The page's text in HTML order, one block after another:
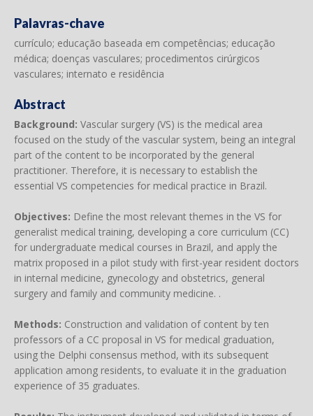
Palavras-chave
currículo; educação baseada em competências; educação
médica; doenças vasculares; procedimentos cirúrgicos
vasculares; internato e residência
Abstract
Background: Vascular surgery (VS) is the medical area
focused on the study of the vascular system, being an integral
part of the content to be incorporated by the general
practitioner. Therefore, it is necessary to establish the
essential VS competencies for medical practice in Brazil.
Objectives: Define the most relevant themes in the VS for
generalist medical training, developing a core curriculum (CC)
for undergraduate medical courses in Brazil, and apply the
matrix proposed in a pilot study with first-year resident doctors
in internal medicine, gynecology and obstetrics, general
surgery and family and community medicine. .
Methods: Construction and validation of content by ten
professors of a CC proposal in VS for medical graduation,
using the Delphi consensus method, with its subsequent
application among residents, to evaluate it in the graduation
experience of 35 graduates.